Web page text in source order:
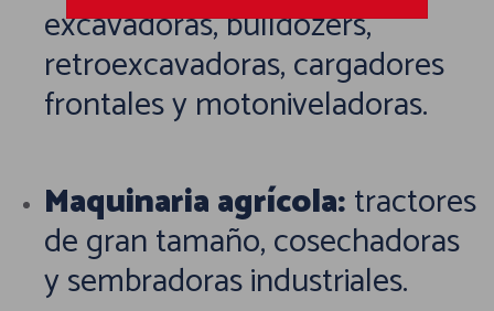
excavadoras, bulldozers,
retroexcavadoras, cargadores
frontales y motoniveladoras.
Maquinaria agrícola:tractores
de gran tamaño, cosechadoras
y sembradoras industriales.